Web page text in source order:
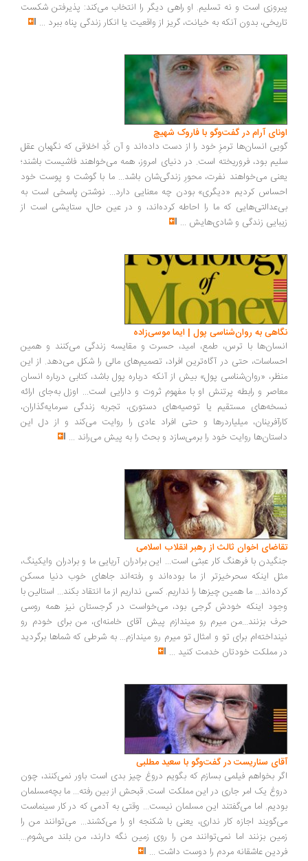
است و نه تسلیم. او راهی دیگر را انتخاب می‌کند: پذیرفتن شکست
بدون آنکه به خیانت، گریز از واقعیت یا انکار زندگی پناه ببرد...
آرام در گفت‌وگو با فاروک شهیچ‭
انسان‌ها ترمزِ خود را از دست داده‌اند و آن کُدِ اخلاقی که نگهبان عقل
بود، فروریخته است. در دنیای امروز، همه می‌خواهند فاشیست باشند؛
می‌خواهند نفرت، محورِ زندگی‌شان باشد... ما با گوشت و پوست خود
کردیم «دیگری» بودن چه معنایی دارد... نوشتن پاسخی است به
که ما را احاطه کرده‌اند، و در عین حال، ستایشی است از
زندگی و شادی‌هایش...
به روان‌شناسی پول | ایما موسی‌زاده
با ترس، طمع، امید، حسرت و مقایسه زندگی می‌کنند و همین
حتی در آگاه‌ترین افراد، تصمیم‌های مالی را شکل می‌دهد. از این
«روان‌شناسی پول» بیش از آنکه درباره پول باشد، کتابی درباره انسان
و رابطه پرتنش او با مفهوم ثروت و دارایی است... اوزل به‌جای ارائه
مستقیم یا توصیه‌های دستوری، تجربه زندگی سرمایه‌گذاران،
میلیاردرها و حتی افراد عادی را روایت می‌کند و از دل این
روایت خود را برمی‌سازد و بحث را به پیش می‌راند...
اخوان ثالث از رهبر انقلاب اسلامی
با فرهنگ کار عبثی است... این برادران آریایی ما و برادران وایکینگ،
اینکه سحرخیزتر از ما بوده‌اند و رفته‌اند جاهای خوب دنیا مسکن
ما همین چیزها را نداریم. کسی نداریم از ما انتقاد بکند... استالین با
اینکه خودش گرجی بود، می‌خواست در گرجستان نیز همه روسی
بزنند...من میرم رو میندازم پیش آقای خامنه‌ای، من برای خودم رو
برای تو و امثال تو میرم رو میندازم... به شرطی که شماها برگردید
مملکت خودتان خدمت کنید...
سناریست در گفت‌وگو با سعید مطلبی
بخواهم فیلمی بسازم که بگویم دروغ چیز بدی است باور نمی‌کنند، چون
یک امر جاری در این مملکت است. قبحش از بین رفته... ما بچه‌مسلمان
اما می‌گفتند این مسلمان نیست... وقتی به آدمی که در کار سینماست
اجازه کار نداری، یعنی با شکنجه او را می‌کشند... می‌توانند من را
بزنند اما نمی‌توانند من را روی زمین نگه دارند، من بلند می‌شوم...
عاشقانه مردم را دوست داشت ...